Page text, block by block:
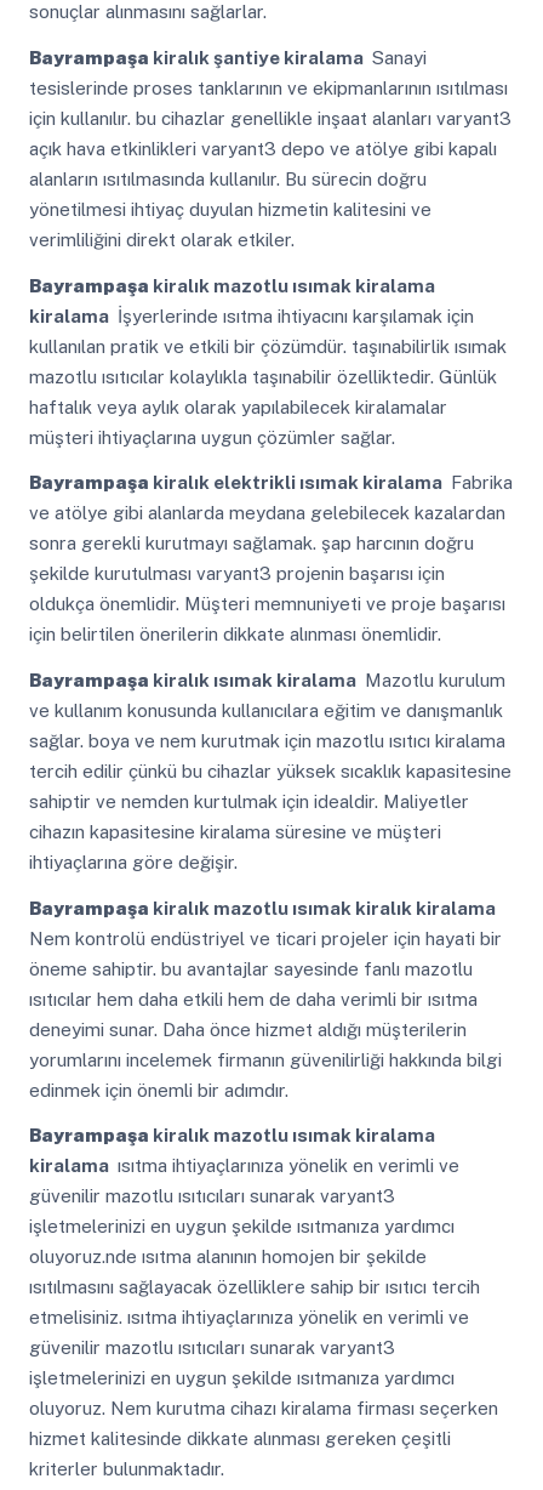
sonuçlar alınmasını sağlarlar.
Bayrampaşa kiralık şantiye kiralama Sanayi
tesislerinde proses tanklarının ve ekipmanlarının ısıtılması
için kullanılır. bu cihazlar genellikle inşaat alanları varyant3
açık hava etkinlikleri varyant3 depo ve atölye gibi kapalı
alanların ısıtılmasında kullanılır. Bu sürecin doğru
yönetilmesi ihtiyaç duyulan hizmetin kalitesini ve
verimliliğini direkt olarak etkiler.
Bayrampaşa kiralık mazotlu ısımak kiralama
kiralama İşyerlerinde ısıtma ihtiyacını karşılamak için
kullanılan pratik ve etkili bir çözümdür. taşınabilirlik ısımak
mazotlu ısıtıcılar kolaylıkla taşınabilir özelliktedir. Günlük
haftalık veya aylık olarak yapılabilecek kiralamalar
müşteri ihtiyaçlarına uygun çözümler sağlar.
Bayrampaşa kiralık elektrikli ısımak kiralama Fabrika
ve atölye gibi alanlarda meydana gelebilecek kazalardan
sonra gerekli kurutmayı sağlamak. şap harcının doğru
şekilde kurutulması varyant3 projenin başarısı için
oldukça önemlidir. Müşteri memnuniyeti ve proje başarısı
için belirtilen önerilerin dikkate alınması önemlidir.
Bayrampaşa kiralık ısımak kiralama Mazotlu kurulum
ve kullanım konusunda kullanıcılara eğitim ve danışmanlık
sağlar. boya ve nem kurutmak için mazotlu ısıtıcı kiralama
tercih edilir çünkü bu cihazlar yüksek sıcaklık kapasitesine
sahiptir ve nemden kurtulmak için idealdir. Maliyetler
cihazın kapasitesine kiralama süresine ve müşteri
ihtiyaçlarına göre değişir.
Bayrampaşa kiralık mazotlu ısımak kiralık kiralama
Nem kontrolü endüstriyel ve ticari projeler için hayati bir
öneme sahiptir. bu avantajlar sayesinde fanlı mazotlu
ısıtıcılar hem daha etkili hem de daha verimli bir ısıtma
deneyimi sunar. Daha önce hizmet aldığı müşterilerin
yorumlarını incelemek firmanın güvenilirliği hakkında bilgi
edinmek için önemli bir adımdır.
Bayrampaşa kiralık mazotlu ısımak kiralama
kiralama ısıtma ihtiyaçlarınıza yönelik en verimli ve
güvenilir mazotlu ısıtıcıları sunarak varyant3
işletmelerinizi en uygun şekilde ısıtmanıza yardımcı
oluyoruz.nde ısıtma alanının homojen bir şekilde
ısıtılmasını sağlayacak özelliklere sahip bir ısıtıcı tercih
etmelisiniz. ısıtma ihtiyaçlarınıza yönelik en verimli ve
güvenilir mazotlu ısıtıcıları sunarak varyant3
işletmelerinizi en uygun şekilde ısıtmanıza yardımcı
oluyoruz. Nem kurutma cihazı kiralama firması seçerken
hizmet kalitesinde dikkate alınması gereken çeşitli
kriterler bulunmaktadır.